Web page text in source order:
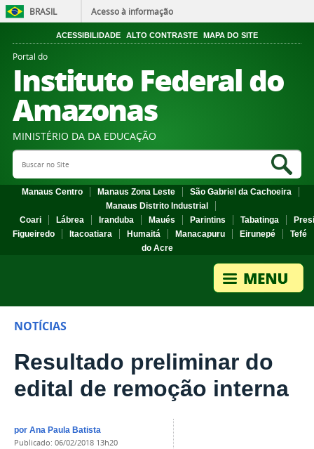
BRASIL Acesso à informação
ACESSIBILIDADE ALTO CONTRASTE MAPA DO SITE
Portal do
Instituto Federal do
Amazonas
MINISTÉRIO DA DA EDUCAÇÃO
Search Site
Manaus Centro Manaus Zona Leste
São Gabriel da Cachoeira
Manaus Distrito Industrial
Coari
Lábrea Iranduba Maués Parintins Tabatinga
Figueiredo
Itacoatiara Humaitá Manacapuru Eirunepé
Tefé
do Acre
NOTÍCIAS
Resultado preliminar do
edital de remoção interna
por Ana Paula Batista
publicado: 06/02/2018 13h20